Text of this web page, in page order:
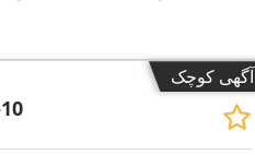
آگهی کوچک